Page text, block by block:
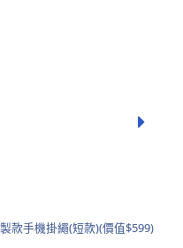
款手機掛繩(短款)(價值$599)